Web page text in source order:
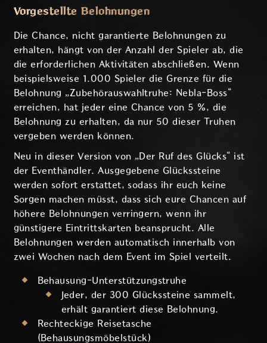
Vorgestellte Belohnungen
Die Chance, nicht garantierte Belohnungen zu
erhalten, hängt von der Anzahl der Spieler ab, die
die erforderlichen Aktivitäten abschließen. Wenn
beispielsweise 1.000 Spieler die Grenze für die
Belohnung „Zubehörauswahltruhe: Nebla-Boss“
erreichen, hat jeder eine Chance von 5 %, die
Belohnung zu erhalten, da nur 50 dieser Truhen
vergeben werden können.
Neu in dieser Version von „Der Ruf des Glücks“ ist
der Eventhändler. Ausgegebene Glückssteine
werden sofort erstattet, sodass ihr euch keine
Sorgen machen müsst, dass sich eure Chancen auf
höhere Belohnungen verringern, wenn ihr
günstigere Eintrittskarten beansprucht. Alle
Belohnungen werden automatisch innerhalb von
zwei Wochen nach dem Event im Spiel verteilt.
Behausung-Unterstützungstruhe
Jeder, der 300 Glückssteine sammelt,
erhält garantiert diese Belohnung.
Rechteckige Reisetasche
(Behausungsmöbelstück)